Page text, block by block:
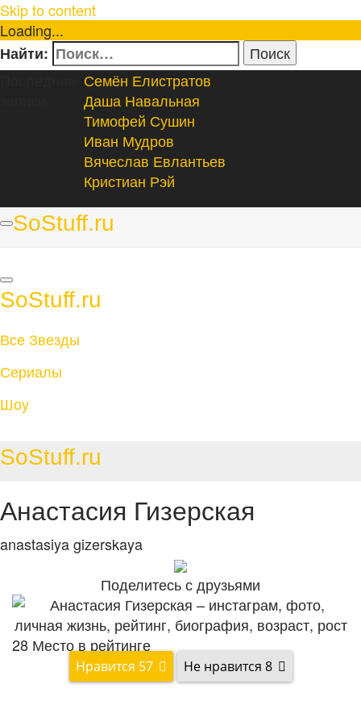
Skip to content
Loading...
Найти:
Семён Елистратов
Даша Навальная
Тимофей Сушин
Иван Мудров
Вячеслав Евлантьев
Кристиан Рэй
SoStuff.ru
SoStuff.ru
Все Звезды
Сериалы
Шоу
SoStuff.ru
Анастасия Гизерская
anastasiya gizerskaya
Поделитесь с друзьями
28 Место в рейтинге
57 8